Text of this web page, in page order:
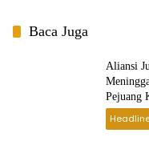
Baca Juga
Aliansi
Pejuang